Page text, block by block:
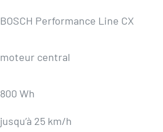
BOSCH Performance Line CX
moteur central
800 Wh
jusqu’à 25 km/h